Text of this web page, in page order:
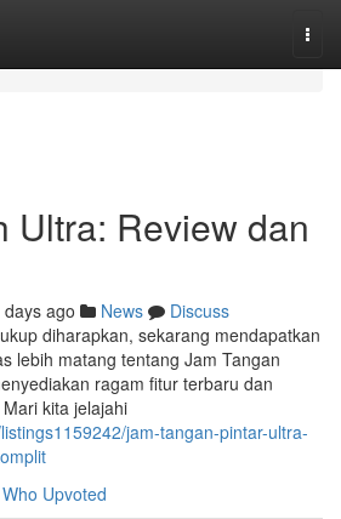
Ultra: Review dan
days ago News
Discuss
diharapkan, sekarang mendapatkan
lebih matang tentang Jam Tangan
ragam fitur terbaru dan
kita jelajahi
jam-tangan-pintar-ultra-
Who Upvoted